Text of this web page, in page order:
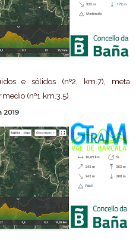
e sólidos (nº2, km.7), meta
(nº1 km.3.5)